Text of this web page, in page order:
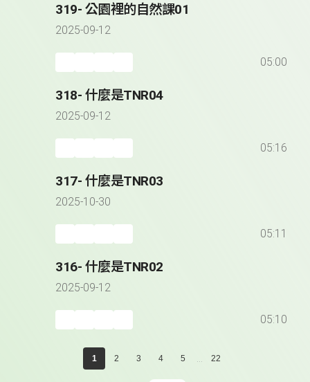
319- 公園裡的自然課01
2025-09-12
05:00
318- 什麼是TNR04
2025-09-12
05:16
317- 什麼是TNR03
2025-10-30
05:11
316- 什麼是TNR02
2025-09-12
05:10
1 2 3 4 5 ... 22